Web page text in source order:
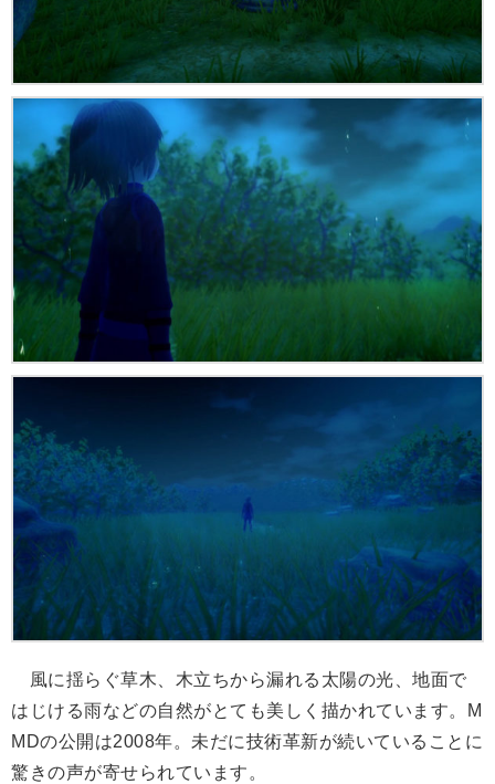
風に揺らぐ草木、木立ちから漏れる太陽の光、地面で
はじける雨などの自然がとても美しく描かれています。M
MDの公開は2008年。未だに技術革新が続いていることに
驚きの声が寄せられています。